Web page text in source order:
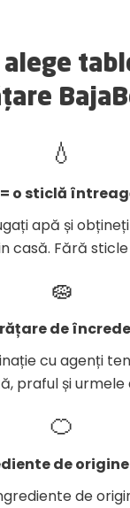
💧
o sticlă
apă și
casă. Fără
🧽
de
cu agenți
praful și urmele
🍊
de
de